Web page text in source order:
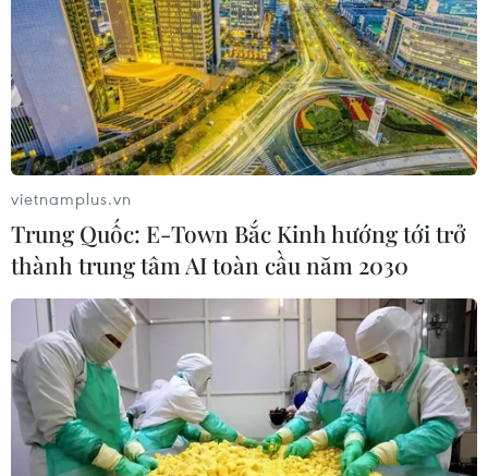
Nhiều công ty, tập đoàn cao su Đức muốn
mở rộng hợp tác với Việt Nam
22/04/2023 00:40
Tại buổi giao thương, các doanh nghiệp Việt Nam và
doanh nghiệp Đức đã có những trao đổi rất cụ thể về
các nhu cầu nhập khẩu cao su và sản phẩm cao su.
vietnamplus.vn
Trung Quốc: E-Town Bắc Kinh hướng tới trở
thành trung tâm AI toàn cầu năm 2030